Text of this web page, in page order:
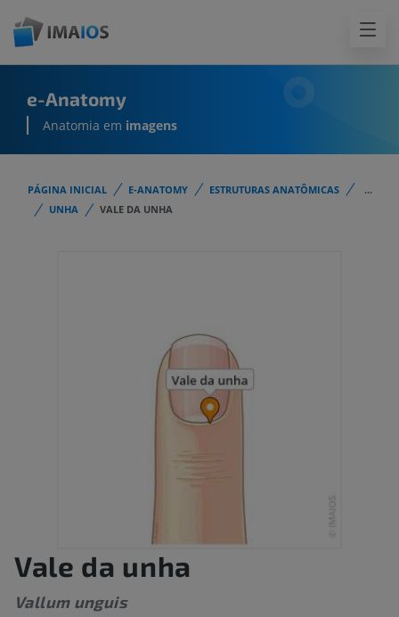
e-Anatomy
Anatomia em imagens
PÁGINA INICIAL E-ANATOMY ESTRUTURAS ANATÔMICAS
...
UNHA
VALE DA UNHA
Vale da unha
Vallum unguis